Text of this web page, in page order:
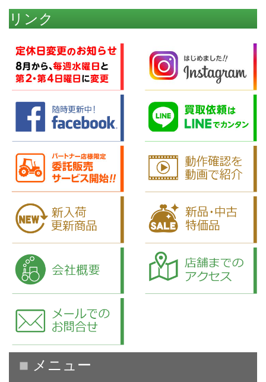
リンク